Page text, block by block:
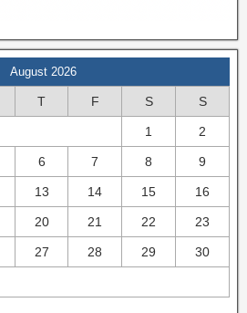
August 2026
T F S S
1 2
6 7 8 9
13 14 15 16
20 21 22 23
27 28 29 30